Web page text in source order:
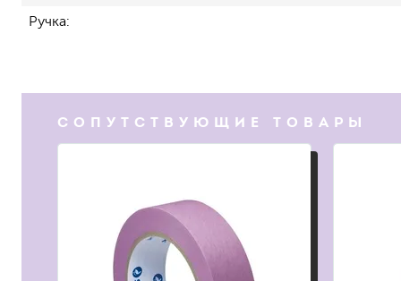
для радиаторов, батарей
грифельные
Ручка
СОПУТСТВУЮЩИЕ ТОВАРЫ